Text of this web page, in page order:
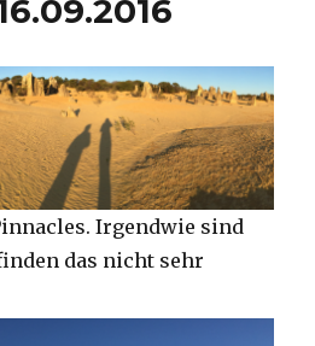
Irgendwie sind
das nicht sehr